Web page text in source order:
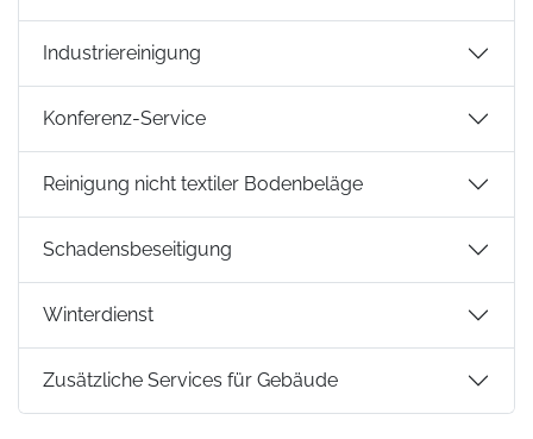
Industriereinigung
Konferenz-Service
Reinigung nicht textiler Bodenbeläge
Schadensbeseitigung
Winterdienst
Zusätzliche Services für Gebäude